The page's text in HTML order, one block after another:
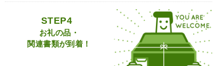
STEP4
お礼の品・
関連書類が到着！